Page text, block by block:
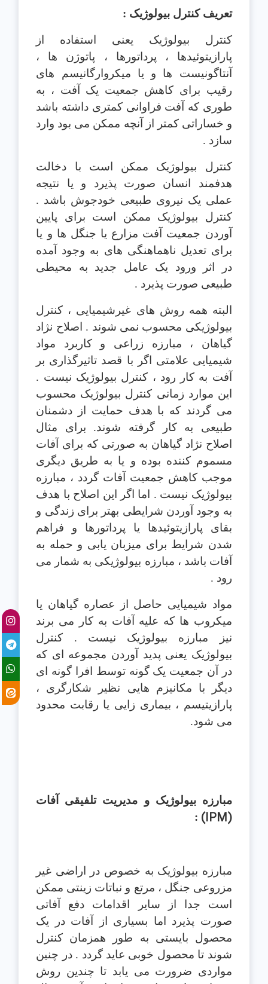
تعريف کنترل بيولوژيک :
کنترل بيولوژيک يعنی استفاده از
پارازيتوئيدها ، پرداتورها ، پاتوژن ها ،
آنتاگونيست ها و يا ميکروارگانيسم های
رقيب برای کاهش جمعيت يک آفت ، به
طوری که آفت فراوانی کمتری داشته باشد
و خساراتی کمتر از آنچه ممکن می بود وارد
سازد .
کنترل بيولوژيک ممکن است با دخالت
هدفمند انسان صورت پذيرد و يا نتيجه
عملی يک نيروی طبيعی خودجوش باشد .
کنترل بيولوژيک ممکن است برای پايين
آوردن جمعيت آفت مزارع يا جنگل ها و يا
برای تعديل ناهماهنگی های به وجود آمده
در اثر ورود يک عامل جديد به محيطی
طبيعی صورت پذيرد .
البته همه روش های غيرشيميايی ، کنترل
بيولوژيکی محسوب نمی شوند . اصلاح نژاد
گياهان ، مبارزه زراعی و کاربرد مواد
شيميايی علامتی اگر با قصد تاثيرگذاری بر
آفت به کار رود ، کنترل بيولوژيک نيست .
اين موارد زمانی کنترل بيولوژيک محسوب
می گردند که با هدف حمايت از دشمنان
طبيعی به کار گرفته شوند. برای مثال
اصلاح نژاد گياهان به صورتی که برای آفات
مسموم کننده بوده و يا به طريق ديگری
موجب کاهش جمعيت آفات گردد ، مبارزه
بيولوژيک نيست . اما اگر اين اصلاح با هدف
به وجود آوردن شرايطی بهتر برای زندگی و
بقای پارازيتوئيدها يا پرداتورها و فراهم
شدن شرايط برای ميزبان يابی و حمله به
آفات باشد ، مبارزه بيولوژيکی به شمار می
رود .
مواد شيميايی حاصل از عصاره گياهان يا
ميکروب ها که عليه آفات به کار می برند
نيز مبارزه بيولوژيک نيست . کنترل
بيولوژيک يعنی پديد آوردن مجموعه ای که
در آن جمعيت يک گونه توسط افرا گونه ای
ديگر با مکانيزم هايی نظير شکارگری ،
پارازيتيسم ، بيماری زايی يا رقابت محدود
می شود.
مبارزه بيولوژيک و مديريت تلفيقی آفات
(IPM)
:
مبارزه بيولوژيک به خصوص در اراضی غير
مزروعی جنگل ، مرتع و نباتات زينتی ممکن
است جدا از ساير اقدامات دفع آفاتی
صورت پذيرد اما بسياری از آفات در يک
محصول بايستی به طور همزمان کنترل
شوند تا محصول خوبی عايد گردد . در چنين
مواردی ضرورت می يابد تا چندين روش